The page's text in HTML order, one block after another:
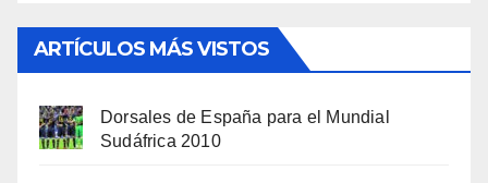
ARTÍCULOS MÁS VISTOS
Dorsales de España para el Mundial
Sudáfrica 2010